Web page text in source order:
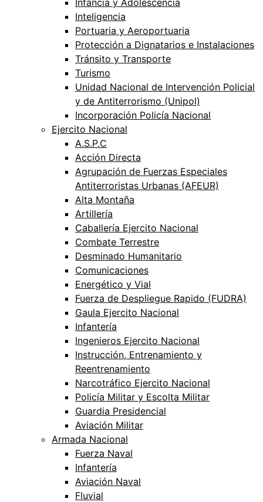
Infancia y Adolescencia
Inteligencia
Portuaria y Aeroportuaria
Protección a Dignatarios e Instalaciones
Tránsito y Transporte
Turismo
Unidad Nacional de Intervención Policial
y de Antiterrorismo (Unipol)
Incorporación Policía Nacional
Ejercito Nacional
A.S.P.C
Acción Directa
Agrupación de Fuerzas Especiales
Antiterroristas Urbanas (AFEUR)
Alta Montaña
Artillería
Caballería Ejercito Nacional
Combate Terrestre
Desminado Humanitario
Comunicaciones
Energético y Vial
Fuerza de Despliegue Rapido (FUDRA)
Gaula Ejercito Nacional
Infantería
Ingenieros Ejercito Nacional
Instrucción, Entrenamiento y
Reentrenamiento
Narcotráfico Ejercito Nacional
Policía Militar y Escolta Militar
Guardia Presidencial
Aviación Militar
Armada Nacional
Fuerza Naval
Infantería
Aviación Naval
Fluvial